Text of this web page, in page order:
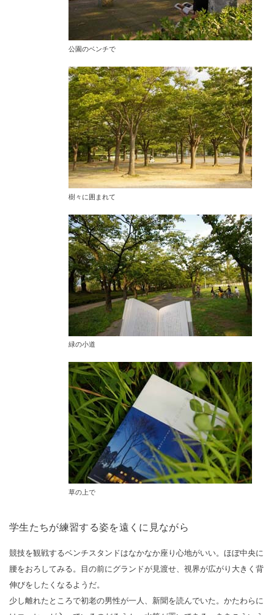
公園のベンチで
樹々に囲まれて
緑の小道
草の上で
学生たちが練習する姿を遠くに見ながら
競技を観戦するベンチスタンドはなかなか座り心地がいい。ほぼ中央に
腰をおろしてみる。目の前にグランドが見渡せ、視界が広がり大きく背
伸びをしたくなるようだ。
少し離れたところで初老の男性が一人、新聞を読んでいた。かたわらに